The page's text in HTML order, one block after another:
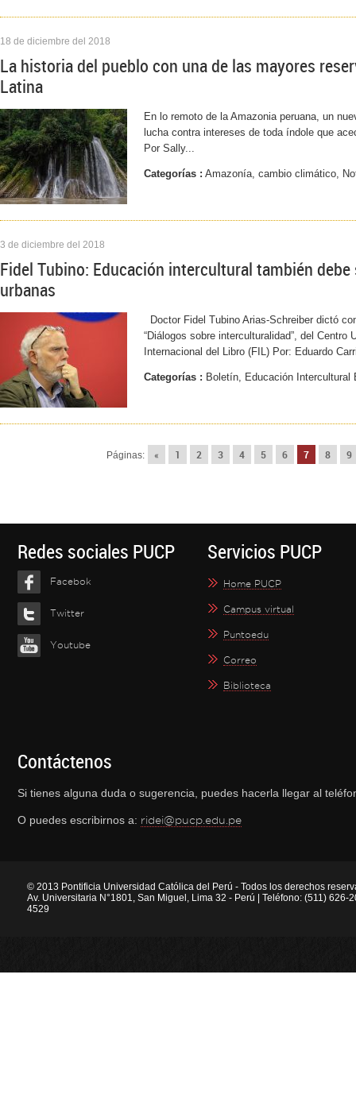
18 de diciembre del 2018
La historia del pueblo con una de las mayores
Latina
En lo remoto de la Amazonia peruana, un
lucha contra intereses de toda índole que
Por Sally...
Categorías : Amazonía, cambio climático,
3 de diciembre del 2018
Fidel Tubino: Educación intercultural también
urbanas
Doctor Fidel Tubino Arias-Schreiber dictó
“Diálogos sobre interculturalidad”, del Centro
Internacional del Libro (FIL) Por: Eduardo
Categorías : Boletín, Educación
Páginas: « 1 2 3 4 5 6 7 8 9
Redes sociales PUCP
Facebok
Twitter
Youtube
Servicios PUCP
Home PUCP
Campus virtual
Puntoedu
Correo
Biblioteca
Contáctenos
Si tienes alguna duda o sugerencia, puedes hacerla llegar al
O puedes escribirnos a: ridei@pucp.edu.pe
© 2013 Pontificia Universidad Católica del Perú - Todos los derechos
Av. Universitaria N°1801, San Miguel, Lima 32 - Perú | Teléfono: (511) 626-
4529